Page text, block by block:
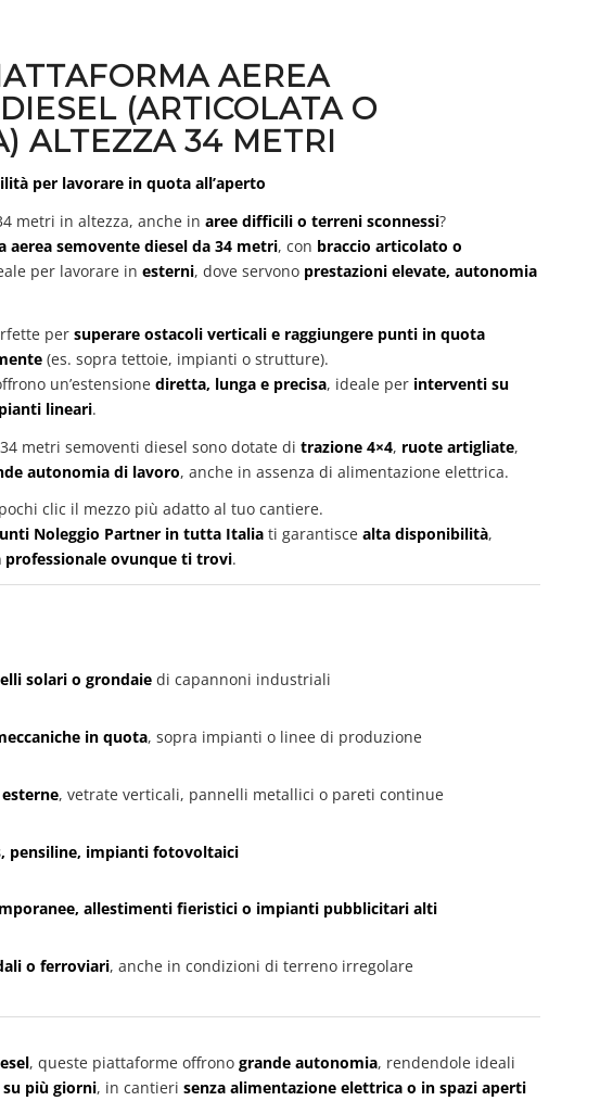
AEREA
(ARTICOLATA O
ALTEZZA 34 METRI
per lavorare in quota all’aperto
metri in altezza, anche inaree difficili o terreni sconnessi?
semovente diesel da 34 metri, con braccio articolato o
per lavorare inesterni, dove servono prestazioni elevate, autonomia
persuperare ostacoli verticali e raggiungere punti in quota
(es. sopra tettoie, impianti o strutture).
un’estensionediretta, lunga e precisa, ideale per interventi su
lineari.
metri semoventi diesel sono dotate ditrazione 4×4, ruote artigliate,
autonomia di lavoro, anche in assenza di alimentazione elettrica.
clic il mezzo più adatto al tuo cantiere.
Noleggio Partner in tutta Italia ti garantiscealta disponibilità,
professionale ovunque ti trovi.
solari o grondaie di capannoni industriali
in quota, sopra impianti o linee di produzione
, vetrate verticali, pannelli metallici o pareti continue
pensiline, impianti fotovoltaici
allestimenti fieristici o impianti pubblicitari alti
o ferroviari, anche in condizioni di terreno irregolare
, queste piattaforme offronogrande autonomia, rendendole ideali
più giorni, in cantierisenza alimentazione elettrica o in spazi aperti